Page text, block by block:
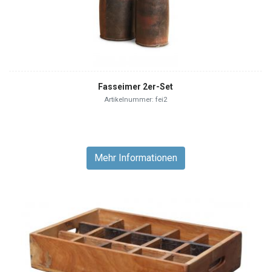
Fasseimer 2er-Set
Artikelnummer: fei2
Mehr Informationen